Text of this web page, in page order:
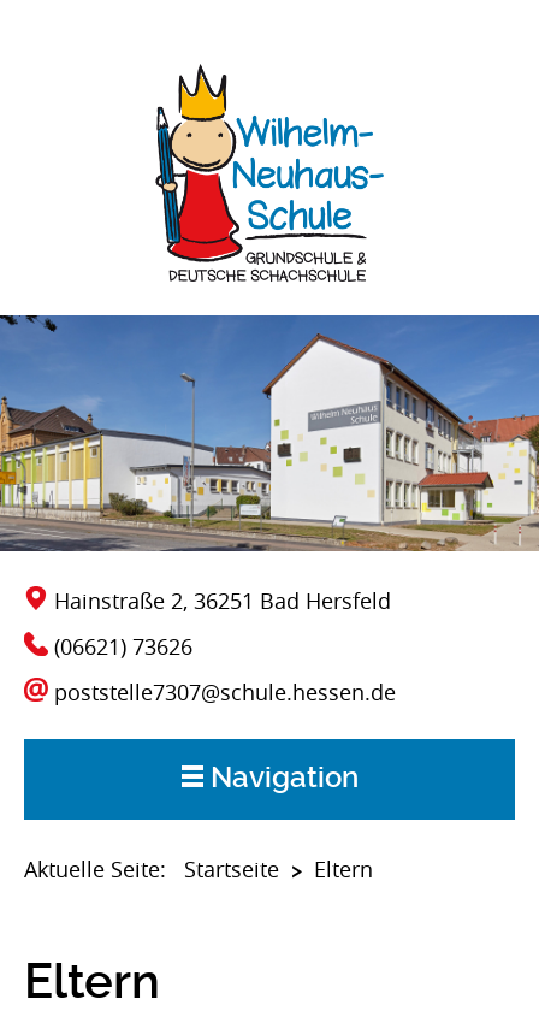
Hainstraße 2, 36251 Bad Hersfeld
(06621) 73626
poststelle7307@schule.hessen.de
Navigation
Start
Aktuelle Seite: Startseite > Eltern
Eltern